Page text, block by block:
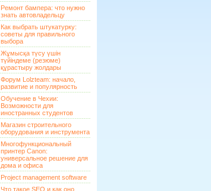
Ремонт бампера: что нужно
знать автовладельцу
Как выбрать штукатурку:
советы для правильного
выбора
Жұмысқа түсу үшін
түйіндеме (резюме)
құрастыру жолдары
Форум Lolzteam: начало,
развитие и популярность
Обучение в Чехии:
Возможности для
иностранных студентов
Магазин строительного
оборудования и инструмента
Многофункциональный
принтер Canon:
универсальное решение для
дома и офиса
Project management software
Что такое SEO и как оно